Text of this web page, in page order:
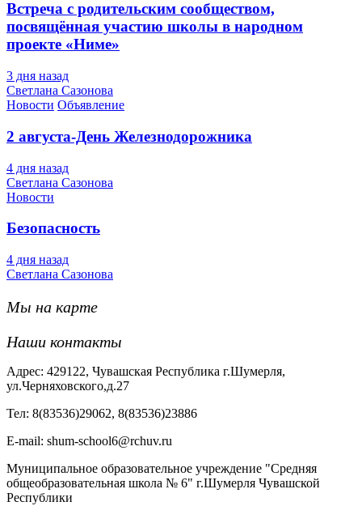
Встреча с родительским сообществом,
посвящённая участию школы в народном
проекте «Ниме»
3 дня назад
Светлана Сазонова
Новости Объявление
2 августа-День Железнодорожника
4 дня назад
Светлана Сазонова
Новости
Безопасность
4 дня назад
Светлана Сазонова
Мы на карте
Наши контакты
Адрес: 429122, Чувашская Республика г.Шумерля,
ул.Черняховского,д.27
Тел: 8(83536)29062, 8(83536)23886
Е-mail: shum-school6@rchuv.ru
Муниципальное образовательное учреждение "Средняя
общеобразовательная школа № 6" г.Шумерля Чувашской
Республики